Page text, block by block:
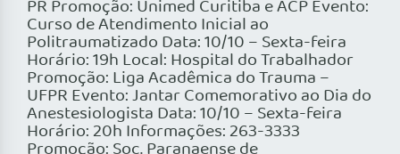
PR Promoção: Unimed Curitiba e ACP Evento:
Curso de Atendimento Inicial ao
Politraumatizado Data: 10/10 – Sexta-feira
Horário: 19h Local: Hospital do Trabalhador
Promoção: Liga Acadêmica do Trauma –
UFPR Evento: Jantar Comemorativo ao Dia do
Anestesiologista Data: 10/10 – Sexta-feira
Horário: 20h Informações: 263-3333